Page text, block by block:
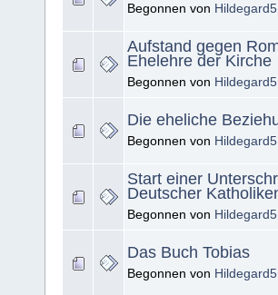
Begonnen von
Aufstand gegen
Ehelehre der Kirche
Begonnen von
Die eheliche
Begonnen von
Start einer
Deutscher
Begonnen von
Das Buch Tobias
Begonnen von